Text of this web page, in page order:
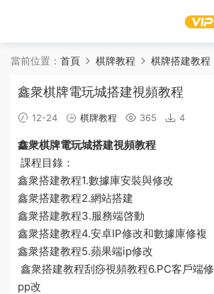
當前位置： 首頁 棋牌教程 棋牌搭建教程
鑫衆棋牌電玩城搭建視頻教程
12-24 棋牌教程 365 4
鑫衆棋牌電玩城搭建視頻教程
課程目錄：
鑫衆搭建教程1.數據庫安裝與修改
鑫衆搭建教程2.網站搭建
鑫衆搭建教程3.服務端啓動
鑫衆搭建教程4.安卓IP修改和數據庫修複
鑫衆搭建教程5.蘋果端ip修改
鑫衆搭建教程刮痧視頻教程6.PC客戶端修
pp改